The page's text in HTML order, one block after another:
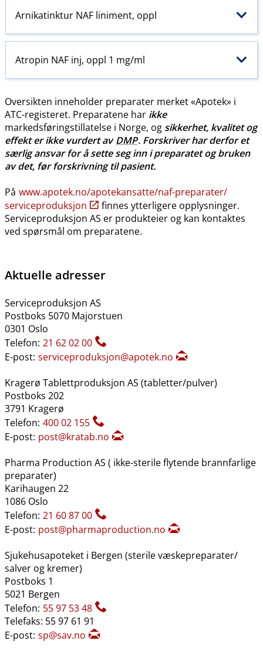
Arnikatinktur NAF liniment, oppl
Atropin NAF inj, oppl 1 mg/ml
Oversikten inneholder preparater merket «Apotek» i
ATC-registeret. Preparatene har ikke
markedsføringstillatelse i Norge, og sikkerhet, kvalitet og
effekt er ikke vurdert avDMP. Forskriver har derfor et
særlig ansvar for å sette seg inn i preparatet og bruken
av det, før forskrivning til pasient.
På www.apotek.no​/​apotekansatte​/​naf-preparater​/​
serviceproduksjon
finnes ytterligere opplysninger.
Serviceproduksjon AS er produkteier og kan kontaktes
ved spørsmål om preparatene.
Aktuelle adresser
Serviceproduksjon AS
Postboks 5070 Majorstuen
0301 Oslo
Telefon: 21 62 02 00
E-post: serviceproduksjon@apotek.no
Kragerø Tablettproduksjon AS (tabletter​/​pulver)
Postboks 202
3791 Kragerø
Telefon: 400 02 155
E-post: post@kratab.no
Pharma Production AS ( ikke-sterile flytende brannfarlige
preparater)
Karihaugen 22
1086 Oslo
Telefon: 21 60 87 00
E-post: post@pharmaproduction.no
Sjukehusapoteket i Bergen (sterile væskepreparater​/​
salver og kremer)
Postboks 1
5021 Bergen
Telefon: 55 97 53 48
Telefaks: 55 97 61 91
E-post: sp@sav.no